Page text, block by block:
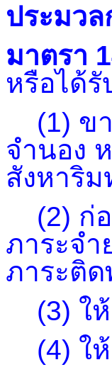
ประมว
มาตรา
หรือได้
(1) ขา
จำนอง
สังหาริ
(2) ก่อ
ภาระจ
ภาระติ
(3) ให้
(4) ให้